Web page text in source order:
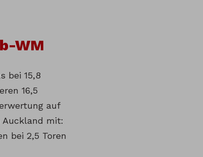
WM
bei 15,8
16,5
auf
mit:
bei 2,5 Toren